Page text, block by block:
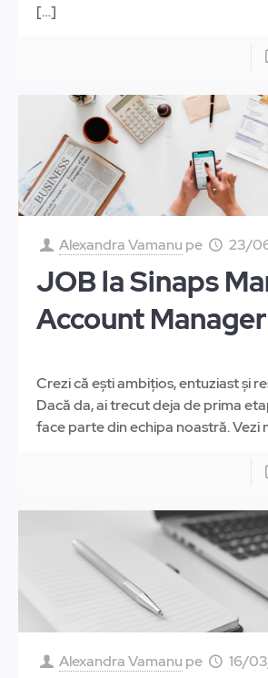
[…]
Alexandra Vamanu pe 23/
JOB la Sinaps
Account Manager
Crezi că ești ambițios, entuziast și
Dacă da, ai trecut deja de prima
face parte din echipa noastră. Vezi
Alexandra Vamanu pe 16/